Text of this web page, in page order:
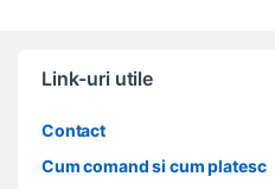
Link-uri utile
Contact
Cum comand si cum platesc